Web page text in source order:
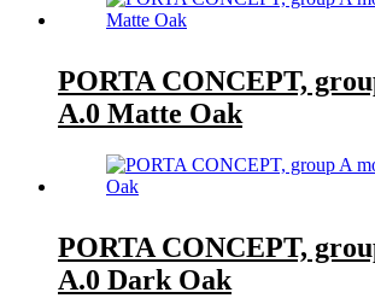
PORTA CONCEPT,
A.0 Matte Oak
PORTA CONCEPT,
A.0 Dark Oak